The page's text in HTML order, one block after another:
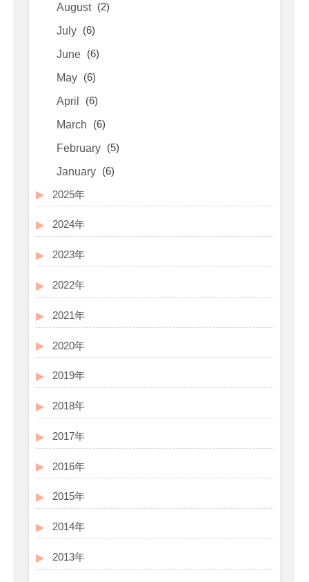
August (2)
July (6)
June (6)
May (6)
April (6)
March (6)
February (5)
January (6)
2025年
2024年
2023年
2022年
2021年
2020年
2019年
2018年
2017年
2016年
2015年
2014年
2013年